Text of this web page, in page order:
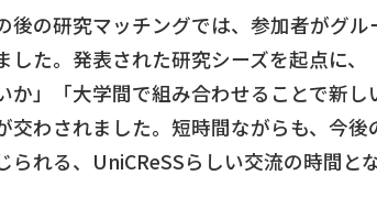
後の研究マッチングでは、参加者がグ
した。発表された研究シーズを起点に
か」「大学間で組み合わせることで新
交わされました。短時間ながらも、今
られる、UniCReSSらしい交流の時間と